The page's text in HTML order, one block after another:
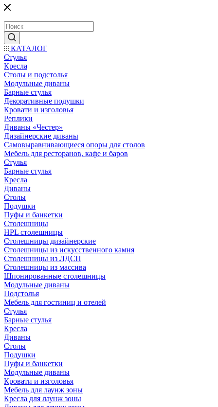
КАТАЛОГ
Стулья
Кресла
Столы и подстолья
Модульные диваны
Барные стулья
Декоративные подушки
Кровати и изголовья
Реплики
Диваны «Честер»
Дизайнерские диваны
Самовыравнивающиеся опоры для столов
Мебель для ресторанов, кафе и баров
Стулья
Барные стулья
Кресла
Диваны
Столы
Подушки
Пуфы и банкетки
Столешницы
HPL столешницы
Столешницы дизайнерские
Столешницы из искусственного камня
Столешницы из ЛДСП
Столешницы из массива
Шпонированные столешницы
Модульные диваны
Подстолья
Мебель для гостиниц и отелей
Стулья
Барные стулья
Кресла
Диваны
Столы
Подушки
Пуфы и банкетки
Модульные диваны
Кровати и изголовья
Мебель для лаунж зоны
Кресла для лаунж зоны